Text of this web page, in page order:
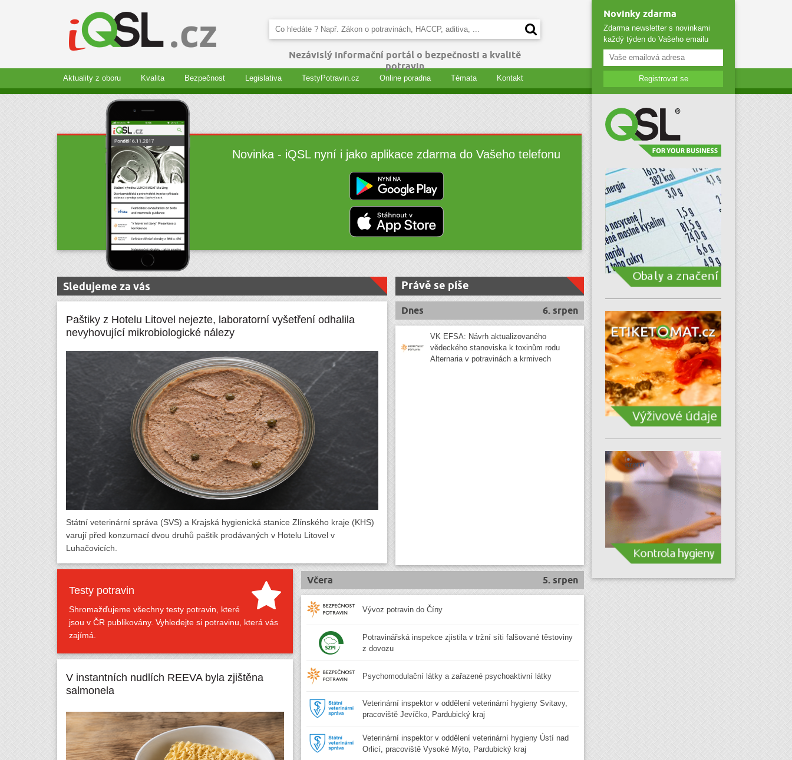
Nezávislý informační portál o bezpečnosti a kvalitě
potravin
Aktuality z oboru Kvalita Bezpečnost Legislativa TestyPotravin.cz Online poradna Témata Kontakt
Novinka - iQSL nyní i jako aplikace zdarma do Vašeho telefonu
Sledujeme za vás
Paštiky z Hotelu Litovel nejezte, laboratorní vyšetření odhalila
nevyhovující mikrobiologické nálezy
Státní veterinární správa (SVS) a Krajská hygienická stanice Zlínského kraje (KHS)
varují před konzumací dvou druhů paštik prodávaných v Hotelu Litovel v
Luhačovicích.
Testy potravin
Shromažďujeme všechny testy potravin, které
jsou v ČR publikovány. Vyhledejte si potravinu, která vás
zajímá.
V instantních nudlích REEVA byla zjištěna
salmonela
Právě se píše
6. srpen
Dnes
VK EFSA: Návrh aktualizovaného
vědeckého stanoviska k toxinům rodu
Alternaria v potravinách a krmivech
5. srpen
Včera
Vývoz potravin do Číny
Potravinářská inspekce zjistila v tržní síti falšované těstoviny
z dovozu
Psychomodulační látky a zařazené psychoaktivní látky
Veterinární inspektor v oddělení veterinární hygieny Svitavy,
pracoviště Jevíčko, Pardubický kraj
Veterinární inspektor v oddělení veterinární hygieny Ústí nad
Orlicí, pracoviště Vysoké Mýto, Pardubický kraj
Novinky zdarma
Zdarma newsletter s novinkami
každý týden do Vašeho emailu
Registrovat se